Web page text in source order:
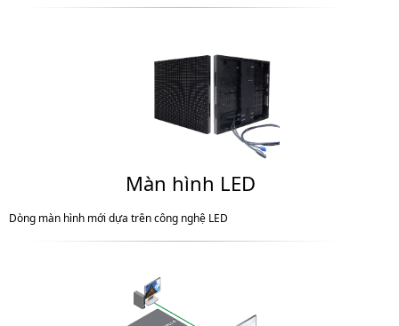
Màn hình LED
Dòng màn hình mới dựa trên công nghệ LED